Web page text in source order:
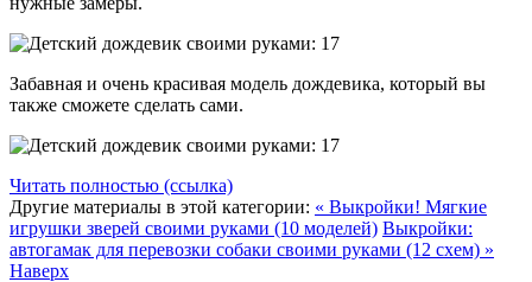
Забавная и очень красивая модель дождевика, который вы
также сможете сделать сами.
Читать полностью (ссылка)
Другие материалы в этой категории: « Выкройки! Мягкие
игрушки зверей своими руками (10 моделей) Выкройки:
автогамак для перевозки собаки своими руками (12 схем) »
Наверх